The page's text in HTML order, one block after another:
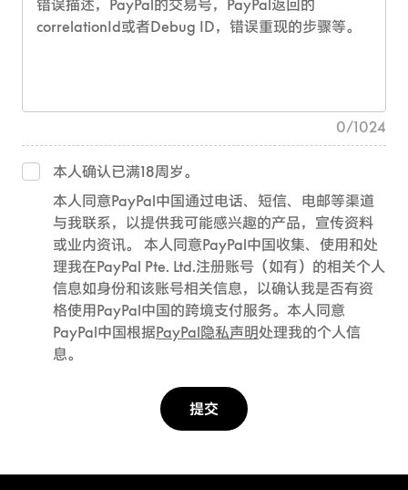
0/1024
本人确认已满18周岁。
本人同意PayPal中国通过电话、短信、电邮等渠道
与我联系，以提供我可能感兴趣的产品，宣传资料
或业内资讯。 本人同意PayPal中国收集、使用和处
理我在PayPal Pte. Ltd.注册账号（如有）的相关个人
信息如身份和该账号相关信息，以确认我是否有资
格使用PayPal中国的跨境支付服务。本人同意
PayPal中国根据PayPal隐私声明处理我的个人信
息。
提交